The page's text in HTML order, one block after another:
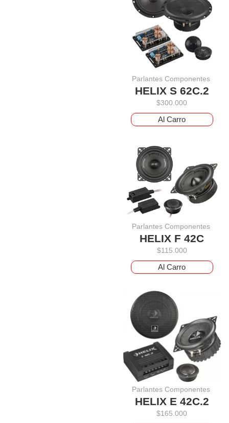
Parlantes Componentes
HELIX S 62C.2
$300.000
Al Carro
Parlantes Componentes
HELIX F 42C
$115.000
Al Carro
Parlantes Componentes
HELIX E 42C.2
$165.000